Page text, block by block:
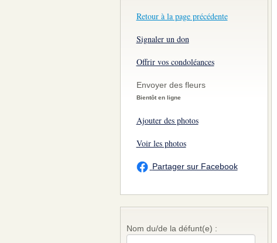
Retour à la page précédente
Signaler un don
Offrir vos condoléances
Envoyer des fleurs
Bientôt en ligne
Ajouter des photos
Voir les photos
Partager sur Facebook
Nom du/de la défunt(e) :